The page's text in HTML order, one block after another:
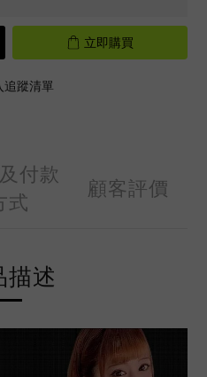
立即購買
追蹤清單
付款
式
顧客評價
描述